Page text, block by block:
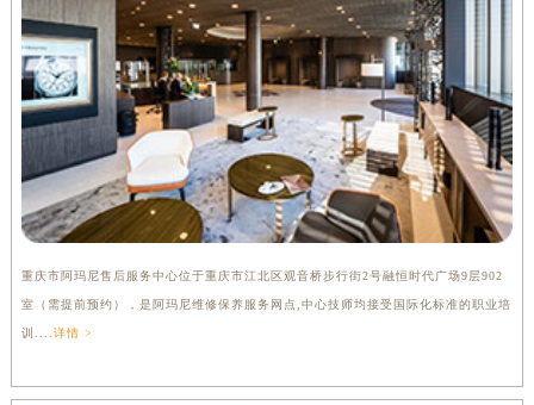
重庆市阿玛尼售后服务中心位于重庆市江北区观音桥步行街2号融恒时代广场9层902
室（需提前预约），是阿玛尼维修保养服务网点,中心技师均接受国际化标准的职业培
训.... 详情 >